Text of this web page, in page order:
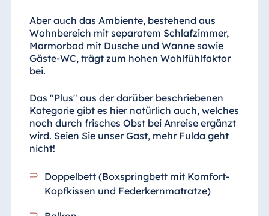
Aber auch das Ambiente, bestehend aus
Wohnbereich mit separatem Schlafzimmer,
Marmorbad mit Dusche und Wanne sowie
Gäste-WC, trägt zum hohen Wohlfühlfaktor
bei.
Das "Plus" aus der darüber beschriebenen
Kategorie gibt es hier natürlich auch, welches
noch durch frisches Obst bei Anreise ergänzt
wird. Seien Sie unser Gast, mehr Fulda geht
nicht!
Doppelbett (Boxspringbett mit Komfort-
Kopfkissen und Federkernmatratze)